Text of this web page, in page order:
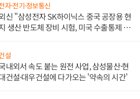
자·전기·정보통신
신 "삼성전자 SK하이닉스 중국 공장용 현
생산 반도체 장비 시험, 미국 수출통제 대
설
내외서 속도 붙는 원전 사업, 삼성물산·현
건설·대우건설에 다가오는 '약속의 시간'